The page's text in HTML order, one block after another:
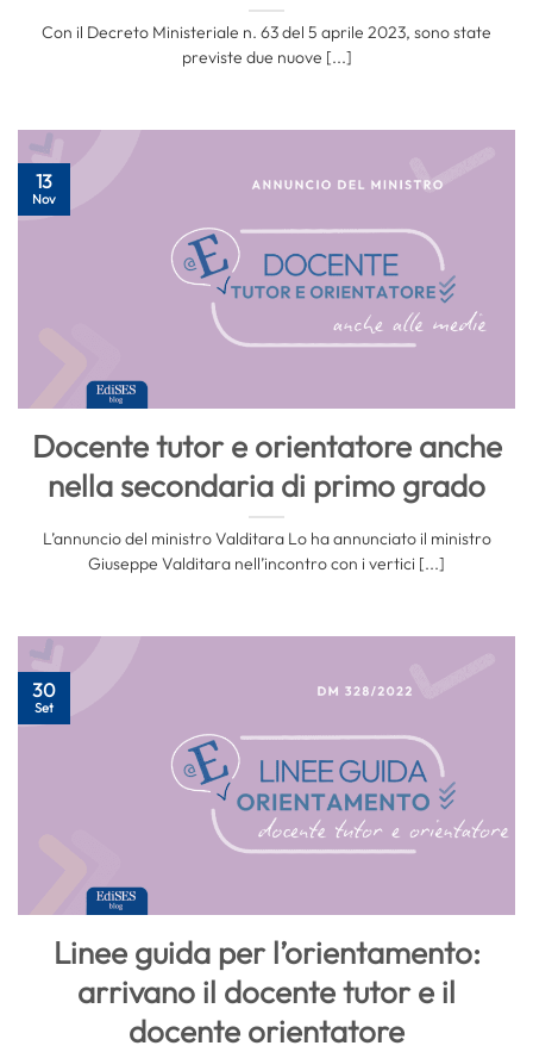
Con il Decreto Ministeriale n. 63 del 5 aprile 2023, sono state
previste due nuove [...]
Docente tutor e orientatore anche
nella secondaria di primo grado
L’annuncio del ministro Valditara Lo ha annunciato il ministro
Giuseppe Valditara nell’incontro con i vertici [...]
13
Nov
Linee guida per l’orientamento:
arrivano il docente tutor e il
docente orientatore
30
Set